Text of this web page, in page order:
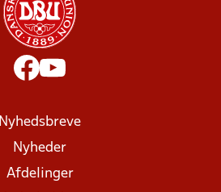
Nyhedsbreve
Nyheder
Afdelinger